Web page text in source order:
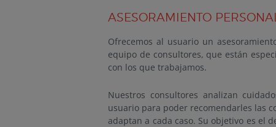
ASESORAMIENTO
Ofrecemos al usuario un
equipo de consultores, que están
con los que trabajamos.
Nuestros consultores analizan
usuario para poder recomendarles las
adaptan a cada caso. Su objetivo es el